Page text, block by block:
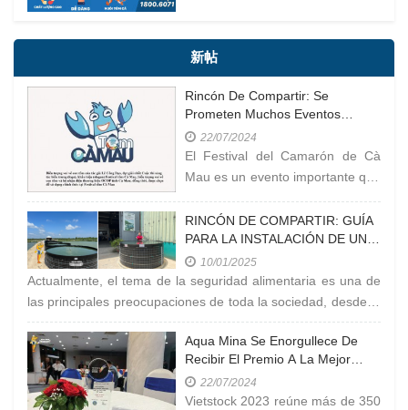
新帖
Rincón De Compartir: Se
Prometen Muchos Eventos
Interesantes En El Festival Del
Camarón De Cà Mau En 2023
22/07/2024
El Festival del Camarón de Cà
Mau es un evento importante que
Mau, Vietnam. El camarón de Cà
Mau es conocido como uno de
los productos clave
RINCÓN DE COMPARTIR: GUÍA
PARA LA INSTALACIÓN DE UN
ESTANQUE CIRCULAR MÓVIL
10/01/2025
Actualmente, el tema de la seguridad alimentaria es una de
las principales preocupaciones de toda la sociedad, desde la
carne y el
Aqua Mina Se Enorgullece De
Recibir El Premio A La Mejor
Empresa Productora De Equipos
Acuáticos En Vietstock 2023
22/07/2024
Vietstock 2023 reúne más de 350